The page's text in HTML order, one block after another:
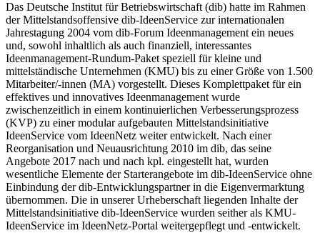
Das Deutsche Institut für Betriebswirtschaft (dib) hatte im Rahmen
der Mittelstandsoffensive dib-IdeenService zur internationalen
Jahrestagung 2004 vom dib-Forum Ideenmanagement ein neues
und, sowohl inhaltlich als auch finanziell, interessantes
Ideenmanagement-Rundum-Paket speziell für kleine und
mittelständische Unternehmen (KMU) bis zu einer Größe von 1.500
Mitarbeiter/-innen (MA) vorgestellt. Dieses Komplettpaket für ein
effektives und innovatives Ideenmanagement wurde
zwischenzeitlich in einem kontinuierlichen Verbesserungsprozess
(KVP) zu einer modular aufgebauten Mittelstandsinitiative
IdeenService vom IdeenNetz weiter entwickelt. Nach einer
Reorganisation und Neuausrichtung 2010 im dib, das seine
Angebote 2017 nach und nach kpl. eingestellt hat, wurden
wesentliche Elemente der Starterangebote im dib-IdeenService ohne
Einbindung der dib-Entwicklungspartner in die Eigenvermarktung
übernommen. Die in unserer Urheberschaft liegenden Inhalte der
Mittelstandsinitiative dib-IdeenService wurden seither als KMU-
IdeenService im IdeenNetz-Portal weitergepflegt und -entwickelt.